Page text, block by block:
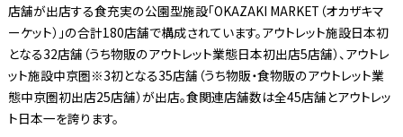
店舗が出店する食充実の公園型施設「OKAZAKI MARKET（オカザキマ
ーケット）」の合計180店舗で構成されています。アウトレット施設日本初
となる32店舗（うち物販のアウトレット業態日本初出店5店舗）、アウトレ
ット施設中京圏※3初となる35店舗（うち物販・食物販のアウトレット業
態中京圏初出店25店舗）が出店。食関連店舗数は全45店舗とアウトレッ
ト日本一を誇ります。